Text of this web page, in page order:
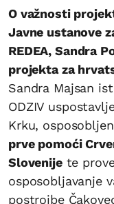
O važnosti
Javne ustanove
REDEA, Sandra
projekta za
Sandra Majsan
ODZIV
Krku,
prve pomoći
Slovenijete
osposobljavanje
postrojbe